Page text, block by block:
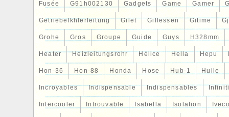
Fusée G91h002130 Gadgets Game Gamer
Getriebelkhlerleitung Gilet Gillessen Gitime
Grohe Gros Groupe Guide Guys H328mm
Heater Heizleitungsrohr Hélice Hella Hepu
Hon-36 Hon-88 Honda Hose Hub-1 Huile
Incroyables Indispensable Indispensables
Intercooler Introuvable Isabella Isolation